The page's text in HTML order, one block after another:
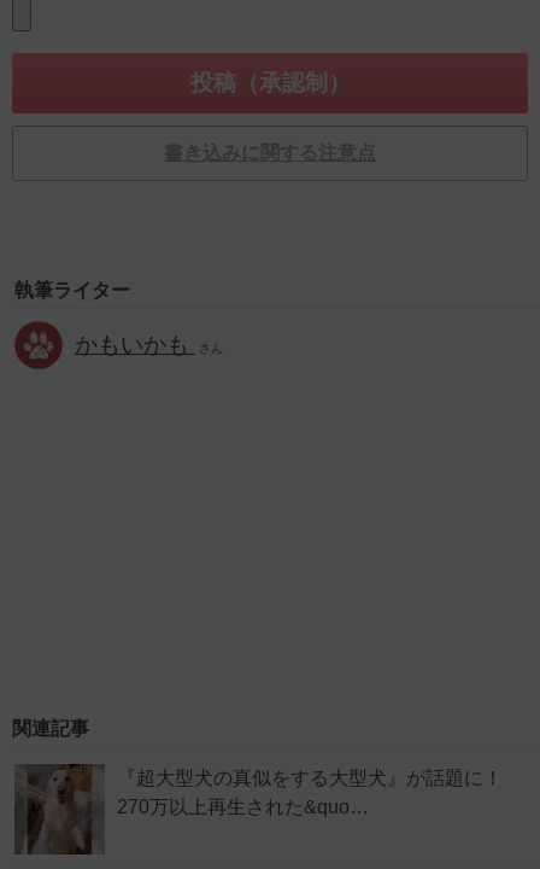
書き込みに関する注意点
執筆ライター
かもいかも さん
関連記事
『超大型犬の真似をする大型犬』が話題に！
270万以上再生された&quo…